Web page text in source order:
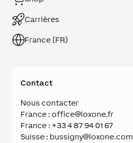
Carrières
France (FR)
Contact
Nous contacter
France : office@loxone.fr
France : +33 4 87 94 01 67
Suisse : bussigny@loxone.com